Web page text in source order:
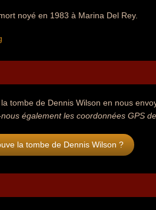
noyé en 1983 à Marina Del Rey.
tombe de Dennis Wilson en nous
également les coordonnées GPS
la tombe de Dennis Wilson ?